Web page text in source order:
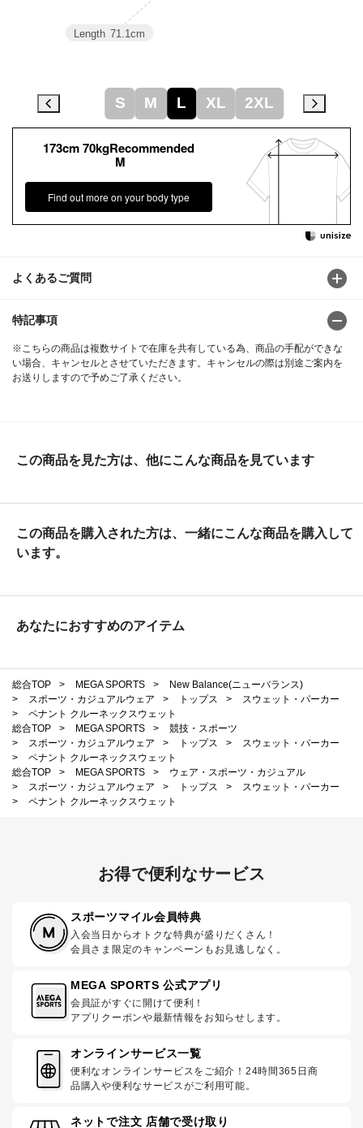
よくあるご質問
特記事項
※こちらの商品は複数サイトで在庫を共有している為、商品の手配ができな
い場合、キャンセルとさせていただきます。キャンセルの際は別途ご案内を
お送りしますので予めご了承ください。
173cm 70kgRecommended
M
Find out more on your body type
Length 71.1cm
S M L XL 2XL
この商品を見た方は、他にこんな商品を見ています
この商品を購入された方は、一緒にこんな商品を購入して
います。
あなたにおすすめのアイテム
総合TOP > MEGA SPORTS >
New Balance(ニューバランス)
>
スポーツ・カジュアルウェア > トップス >
スウェット・パーカー
>
ペナント クルーネックスウェット
総合TOP
> MEGA SPORTS >
競技・スポーツ
>
スポーツ・カジュアルウェア > トップス >
スウェット・パーカー
>
ペナント クルーネックスウェット
総合TOP
> MEGA SPORTS >
ウェア・スポーツ・カジュアル
>
スポーツ・カジュアルウェア > トップス >
スウェット・パーカー
>
ペナント クルーネックスウェット
お得で便利なサービス
スポーツマイル会員特典
入会当日からオトクな特典が盛りだくさん！
会員さま限定のキャンペーンもお見逃しなく。
MEGA SPORTS 公式アプリ
会員証がすぐに開けて便利！
アプリクーポンや最新情報をお知らせします。
オンラインサービス一覧
便利なオンラインサービスをご紹介！24時間365日商
品購入や便利なサービスがご利用可能。
ネットで注文 店舗で受け取り